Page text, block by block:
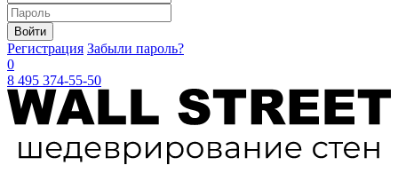
Войти
Регистрация Забыли пароль?
0
8 495 374-55-50